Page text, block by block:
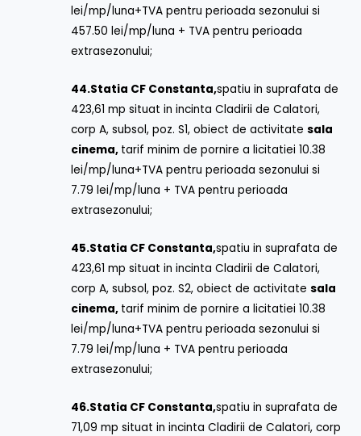
lei/mp/luna+TVA pentru perioada sezonului si
457.50 lei/mp/luna + TVA pentru perioada
extrasezonului;
44.Statia CF Constanta,spatiu in suprafata de
423,61 mp situat in incinta Cladirii de Calatori,
corp A, subsol, poz. S1, obiect de activitatesala
cinema, tarif minim de pornire a licitatiei 10.38
lei/mp/luna+TVA pentru perioada sezonului si
7.79 lei/mp/luna + TVA pentru perioada
extrasezonului;
45.Statia CF Constanta,spatiu in suprafata de
423,61 mp situat in incinta Cladirii de Calatori,
corp A, subsol, poz. S2, obiect de activitatesala
cinema, tarif minim de pornire a licitatiei 10.38
lei/mp/luna+TVA pentru perioada sezonului si
7.79 lei/mp/luna + TVA pentru perioada
extrasezonului;
46.Statia CF Constanta,spatiu in suprafata de
71,09 mp situat in incinta Cladirii de Calatori, corp